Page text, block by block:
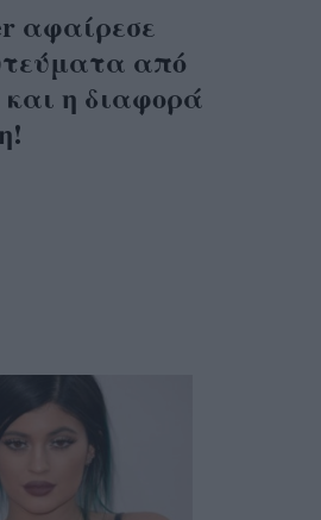
αφαίρεσε
από
και η διαφορά